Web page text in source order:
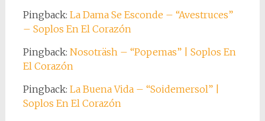
Pingback: La Dama Se Esconde – “Avestruces”
– Soplos En El Corazón
Pingback: Nosoträsh – “Popemas” | Soplos En
El Corazón
Pingback: La Buena Vida – “Soidemersol” |
Soplos En El Corazón